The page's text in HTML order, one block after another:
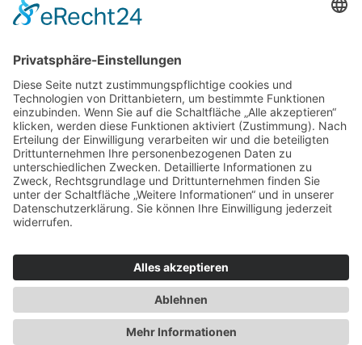
Für Beratende
Kontakt
Über uns